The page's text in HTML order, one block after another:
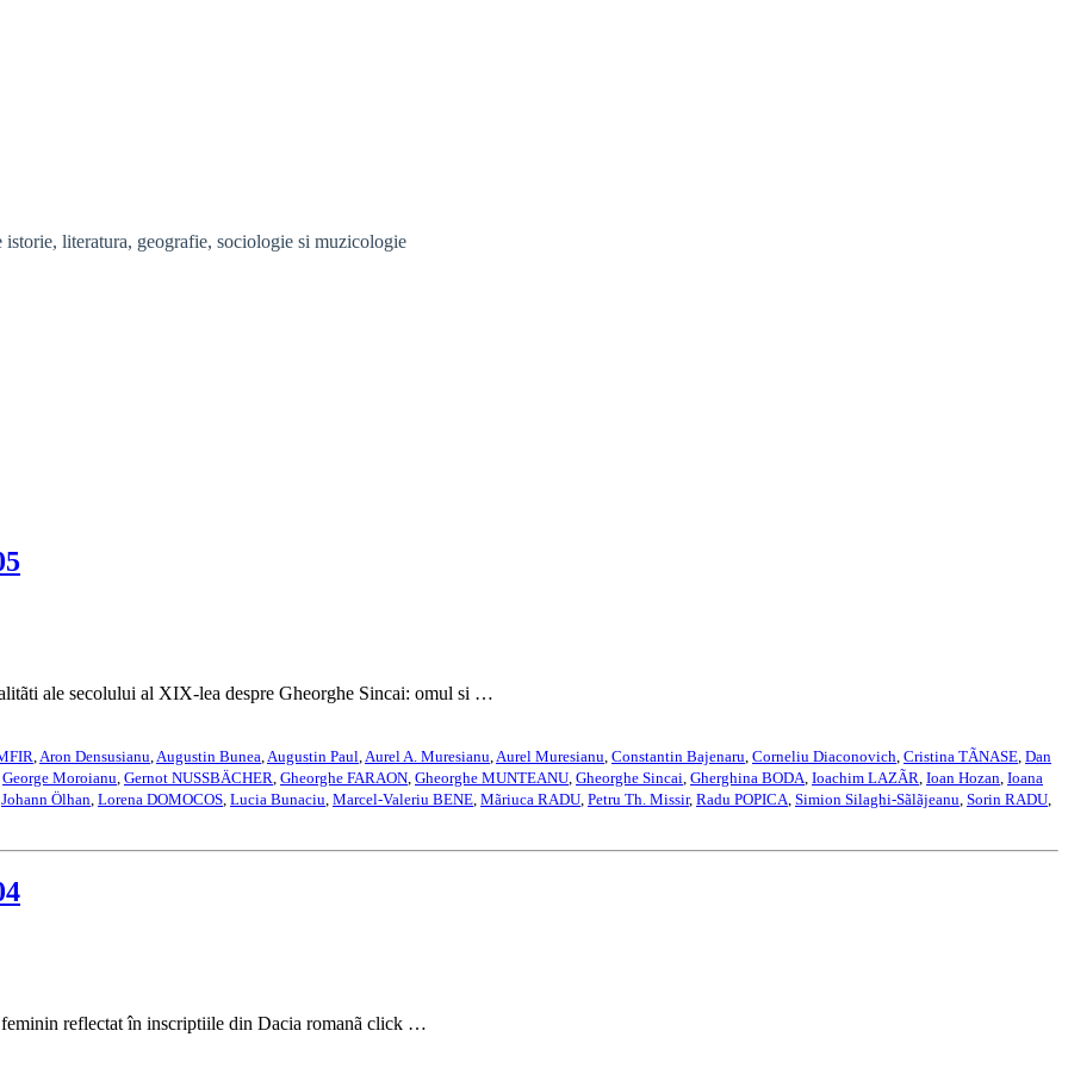
literatura, geografie, sociologie si muzicologie
ale secolului al XIX-lea despre Gheorghe Sincai: omul si …
,Aron Densusianu,Augustin Bunea,Augustin Paul,Aurel A. Muresianu,Aurel Muresianu, Constantin Bajenaru, Corneliu Diaconovich, Cristina TÃNASE, Dan
George Moroianu, Gernot NUSSBÄCHER, Gheorghe FARAON, Gheorghe MUNTEANU, Gheorghe Sincai, Gherghina BODA, Ioachim LAZÃR, Ioan Hozan, Ioana
Johann Ölhan, Lorena DOMOCOS, Lucia Bunaciu, Marcel-Valeriu BENE, Mãriuca RADU, Petru Th. Missir, Radu POPICA, Simion Silaghi-Sãlãjeanu, Sorin RADU,
reflectat în inscriptiile din Dacia romanã click …